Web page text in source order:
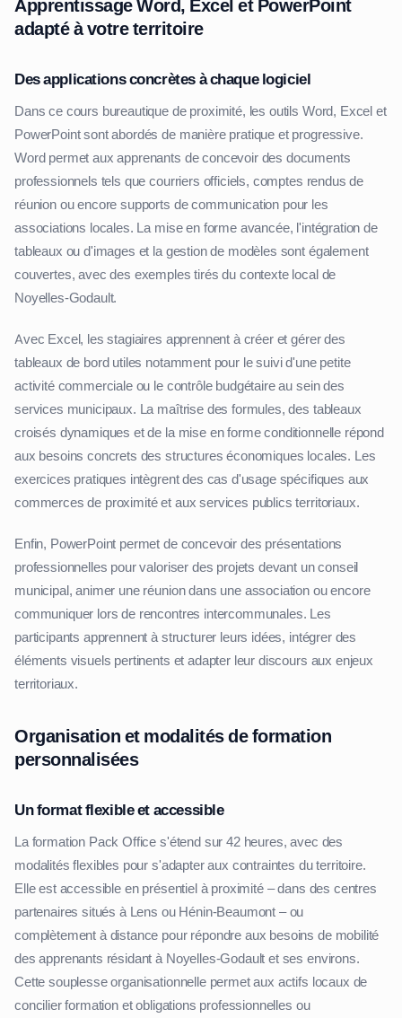
Apprentissage Word, Excel et PowerPoint
adapté à votre territoire
Des applications concrètes à chaque logiciel
Dans ce cours bureautique de proximité, les outils Word, Excel et
PowerPoint sont abordés de manière pratique et progressive.
Word permet aux apprenants de concevoir des documents
professionnels tels que courriers officiels, comptes rendus de
réunion ou encore supports de communication pour les
associations locales. La mise en forme avancée, l'intégration de
tableaux ou d'images et la gestion de modèles sont également
couvertes, avec des exemples tirés du contexte local de
Noyelles-Godault.
Avec Excel, les stagiaires apprennent à créer et gérer des
tableaux de bord utiles notamment pour le suivi d'une petite
activité commerciale ou le contrôle budgétaire au sein des
services municipaux. La maîtrise des formules, des tableaux
croisés dynamiques et de la mise en forme conditionnelle répond
aux besoins concrets des structures économiques locales. Les
exercices pratiques intègrent des cas d'usage spécifiques aux
commerces de proximité et aux services publics territoriaux.
Enfin, PowerPoint permet de concevoir des présentations
professionnelles pour valoriser des projets devant un conseil
municipal, animer une réunion dans une association ou encore
communiquer lors de rencontres intercommunales. Les
participants apprennent à structurer leurs idées, intégrer des
éléments visuels pertinents et adapter leur discours aux enjeux
territoriaux.
Organisation et modalités de formation
personnalisées
Un format flexible et accessible
La formation Pack Office s'étend sur 42 heures, avec des
modalités flexibles pour s'adapter aux contraintes du territoire.
Elle est accessible en présentiel à proximité – dans des centres
partenaires situés à Lens ou Hénin-Beaumont – ou
complètement à distance pour répondre aux besoins de mobilité
des apprenants résidant à Noyelles-Godault et ses environs.
Cette souplesse organisationnelle permet aux actifs locaux de
concilier formation et obligations professionnelles ou